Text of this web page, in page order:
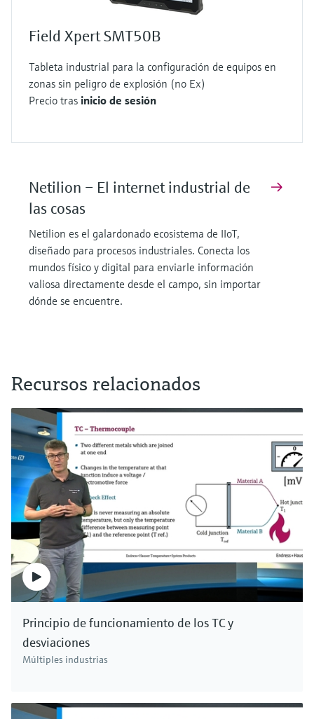
Field Xpert SMT50B
Tableta industrial para la configuración de equipos en
zonas sin peligro de explosión (no Ex)
Precio tras inicio de sesión
Netilion – El internet industrial de
las cosas
Netilion es el galardonado ecosistema de IIoT,
diseñado para procesos industriales. Conecta los
mundos físico y digital para enviarle información
valiosa directamente desde el campo, sin importar
dónde se encuentre.
Recursos relacionados
Principio de funcionamiento de los TC y
desviaciones
Múltiples industrias